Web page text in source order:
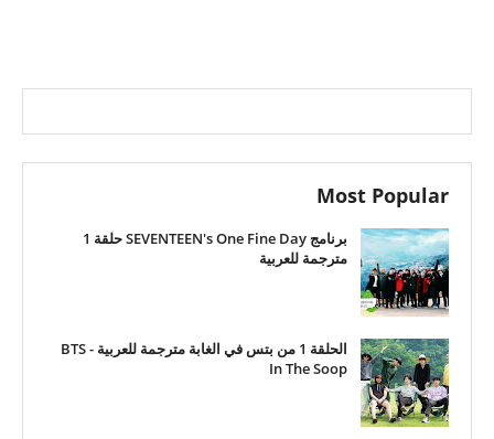
Most Popular
برنامج SEVENTEEN's One Fine Day حلقة 1
مترجمة للعربية
الحلقة 1 من بتس في الغابة مترجمة للعربية - BTS
In The Soop